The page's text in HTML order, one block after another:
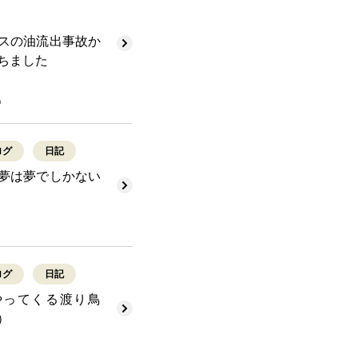
の油流出事故か
ました
グ 日記
は夢でしかない
グ 日記
てくる渡り鳥